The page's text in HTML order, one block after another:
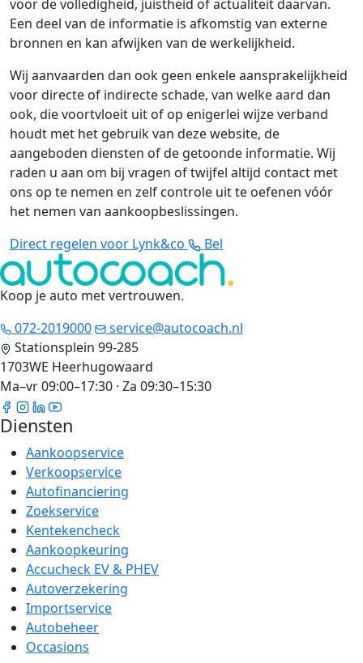
voor de volledigheid, juistheid of actualiteit daarvan.
Een deel van de informatie is afkomstig van externe
bronnen en kan afwijken van de werkelijkheid.
Wij aanvaarden dan ook geen enkele aansprakelijkheid
voor directe of indirecte schade, van welke aard dan
ook, die voortvloeit uit of op enigerlei wijze verband
houdt met het gebruik van deze website, de
aangeboden diensten of de getoonde informatie. Wij
raden u aan om bij vragen of twijfel altijd contact met
ons op te nemen en zelf controle uit te oefenen vóór
het nemen van aankoopbeslissingen.
Direct regelen voor Lynk&co
Bel
Koop je auto met vertrouwen.
072-2019000
service@autocoach.nl
Stationsplein 99-285
1703WE Heerhugowaard
Ma–vr 09:00–17:30 · Za 09:30–15:30
Diensten
Aankoopservice
Verkoopservice
Autofinanciering
Zoekservice
Kentekencheck
Aankoopkeuring
Accucheck EV & PHEV
Autoverzekering
Importservice
Autobeheer
Occasions